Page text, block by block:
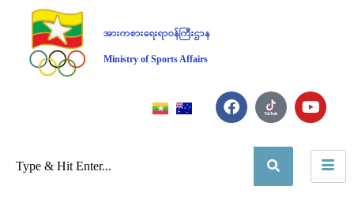
အားကစားရေးရာဝန်ကြီးဌာန
Ministry of Sports Affairs